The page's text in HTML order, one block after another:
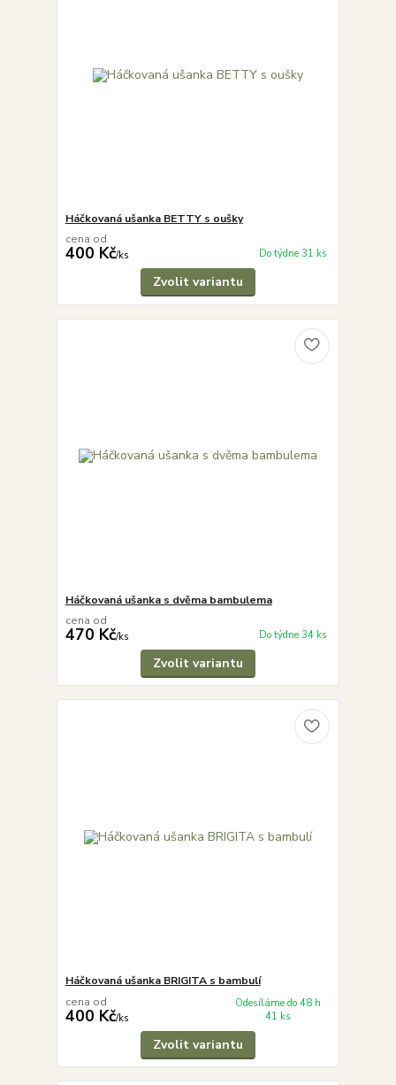
Háčkovaná ušanka BETTY s oušky
cena od
400 Kč/ks Do týdne 31 ks
Zvolit variantu
Háčkovaná ušanka s dvěma bambulema
cena od
470 Kč/ks Do týdne 34 ks
Zvolit variantu
Háčkovaná ušanka BRIGITA s bambulí
cena od
400 Kč/ks
Odesíláme do 48 h
41 ks
Zvolit variantu